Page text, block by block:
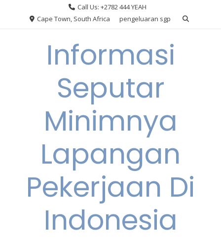
Call Us: +2782 444 YEAH
Cape Town, South Africa
pengeluaran sgp
Informasi
Seputar
Minimnya
Lapangan
Pekerjaan Di
Indonesia